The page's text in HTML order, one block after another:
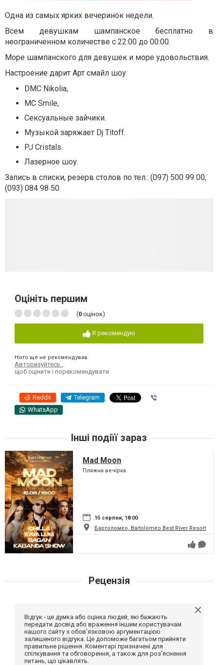
Одна из самых ярких вечеринок недели.
Всем девушкам шампанское бесплатно в
неограниченном количестве с 22:00 до 00:00.
Море шампанского для девушек и море удовольствия.
Настроение дарит Арт смайл шоу:
DMC Nikolia,
MC Smile,
Сексуальные зайчики.
Музыкой заряжает Dj Titoff.
PJ Cristals.
Лазерное шоу.
Запись в списки, резерв столов по тел.: (097) 500 99 00,
(093) 084 98 50.
Оцініть першим
(0 оцінок)
Я рекомендую
Ніхто ще не рекомендував
Авторизуйтесь
щоб оцінити і порекомендувати
Reddit Telegram
WhatsApp
Інші подіїї зараз
Mad Moon
Пляжна вечірка
15 серпня, 18:00
Бартоломео, Bartolomeo Best River Resort
Рецензія
Відгук - це думка або оцінка людей, які бажають
передати досвід або враження іншим користувачам
нашого сайту з обов'язковою аргументацією
залишеного відгука. Це допоможе багатьом прийняти
правильне рішення. Коментарі призначені для
спілкування та обговорення, а також для роз'яснення
питань, що цікавлять.